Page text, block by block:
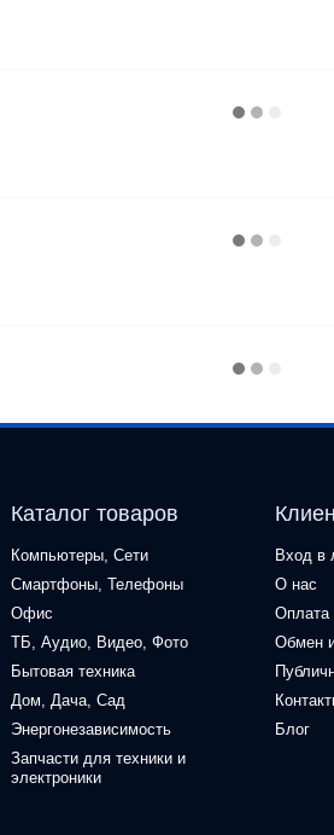
Каталог товаров
Компьютеры, Сети
Смартфоны, Телефоны
Офис
ТБ, Аудио, Видео, Фото
Бытовая техника
Дом, Дача, Сад
Энергонезависимость
Запчасти для техники и
электроники
Вход в
О нас
Оплата
Обмен
Блог